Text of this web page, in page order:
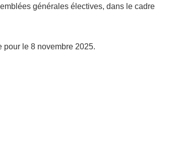
générales électives, dans le cadre
pour le 8 novembre 2025.